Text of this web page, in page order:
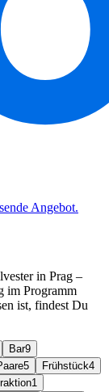
Angebot.
in Prag –
im Programm
ist, findest Du
Bar9
5 Frühstück4
1